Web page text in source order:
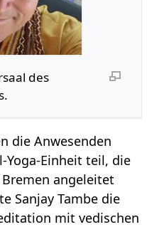
des
die Anwesenden
Yoga-Einheit teil, die
angeleitet
Sanjay Tambe die
mit vedischen